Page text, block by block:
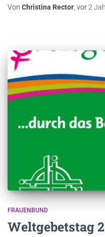
Von Christina Rector , vor2
FRAUENBUND
Weltgebetstag